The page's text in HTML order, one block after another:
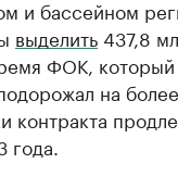
и бассейном
выделить437,8
ФОК, который
на
контракта
года.